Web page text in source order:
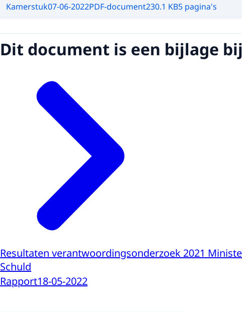
Kamerstuk07-06-2022PDF-document230.1 KB5 pagina's
Dit document is een bijlage bij
Resultaten verantwoordingsonderzoek 2021
Schuld
Rapport18-05-2022